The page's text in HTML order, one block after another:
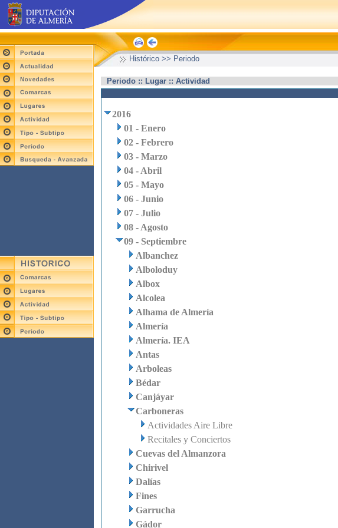
Histórico >> Periodo
Periodo :: Lugar :: Actividad
2016
01 - Enero
02 - Febrero
03 - Marzo
04 - Abril
05 - Mayo
06 - Junio
07 - Julio
08 - Agosto
09 - Septiembre
Albanchez
Alboloduy
Albox
Alcolea
Alhama de Almería
Almería
Almería. IEA
Antas
Arboleas
Bédar
Canjáyar
Carboneras
Actividades Aire Libre
Recitales y Conciertos
Cuevas del Almanzora
Chirivel
Dalías
Fines
Garrucha
Gádor